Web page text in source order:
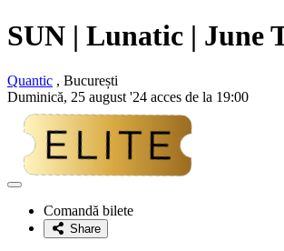
SUN | Lunatic | June
Quantic , București
Duminică, 25 august '24 acces de la 19:00
Adaugă
favoriteComandă bilete
Share